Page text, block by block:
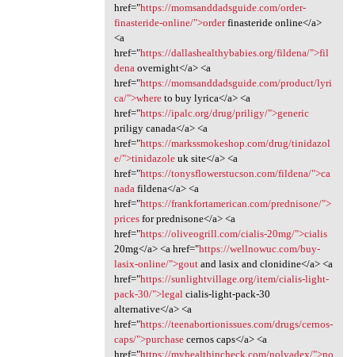
href="https://momsanddadsguide.com/order-
finasteride-online/">orderfinasteride online</a>
<a
href="https://dallashealthybabies.org/fildena/">fil
denaovernight</a> <a
href="https://momsanddadsguide.com/product/lyri
ca/">whereto buy lyrica</a> <a
href="https://ipalc.org/drug/priligy/">generic
priligy canada</a> <a
href="https://markssmokeshop.com/drug/tinidazol
e/">tinidazoleuk site</a> <a
href="https://tonysflowerstucson.com/fildena/">ca
nadafildena</a> <a
href="https://frankfortamerican.com/prednisone/">
pricesfor prednisone</a> <a
href="https://oliveogrill.com/cialis-20mg/">cialis
20mg</a> <a href="https://wellnowuc.com/buy-
lasix-online/">goutand lasix and clonidine</a> <a
href="https://sunlightvillage.org/item/cialis-light-
pack-30/">legalcialis-light-pack-30
alternative</a> <a
href="https://teenabortionissues.com/drugs/cernos-
caps/">purchasecernos caps</a> <a
href="https://myhealthincheck.com/nolvadex/">no